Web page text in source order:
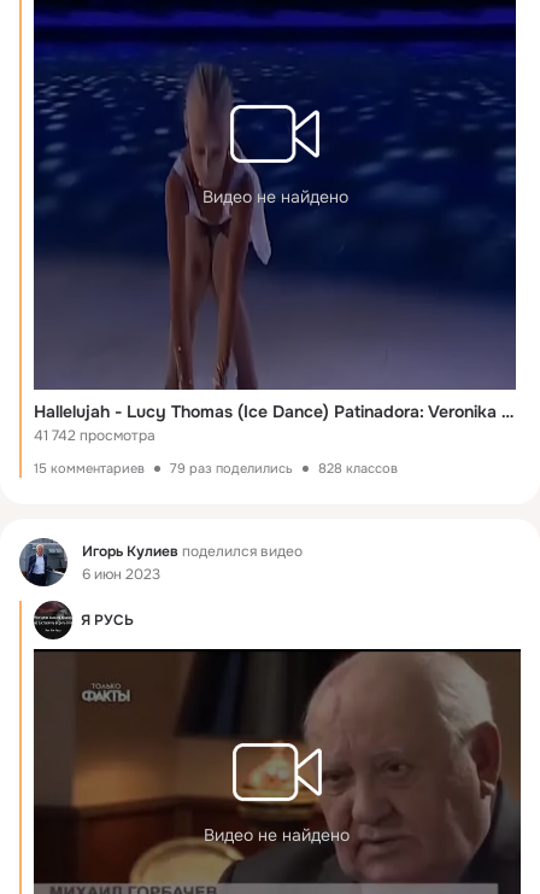
Видео не найдено
Hallelujah - Lucy Thomas (Ice Dance) Patinadora: Veronika Zhilina
41 742 просмотра
15 комментариев 79 раз поделились 828 классов
Фид Игорь Кулиев поделился видео
6 июн 2023
Я РУСЬ
Видео не найдено